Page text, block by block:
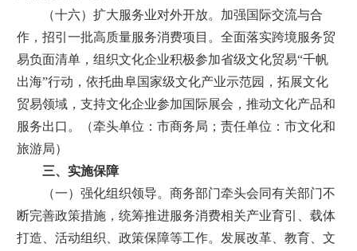
（十六）扩大服务业对外开放。加强国际交流与合
作，招引一批高质量服务消费项目。全面落实跨境服务贸
易负面清单，组织文化企业积极参加省级文化贸易“千帆
出海”行动，依托曲阜国家级文化产业示范园，拓展文化
贸易领域，支持文化企业参加国际展会，推动文化产品和
服务出口。（牵头单位：市商务局；责任单位：市文化和
旅游局）
三、实施保障
（一）强化组织领导。商务部门牵头会同有关部门不
断完善政策措施，统筹推进服务消费相关产业育引、载体
打造、活动组织、政策保障等工作。发展改革、教育、文